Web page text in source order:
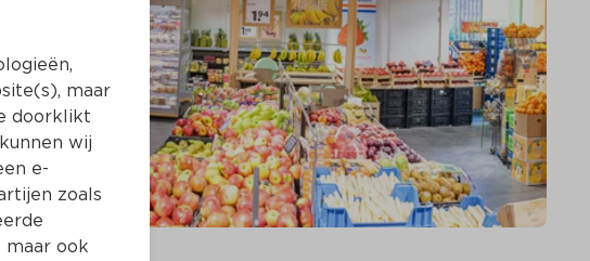
Wijnshop
Boodschappenlijstjes
maar
doorklikt
wij
e-
zoals
ook